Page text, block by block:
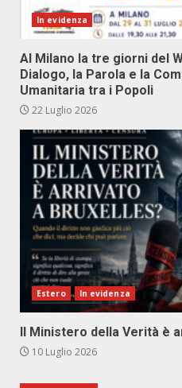
In evidenza
Al Milano la tre giorni del
Dialogo, la Parola e la
Umanitaria tra i Popoli
22 Luglio 2026
Estero In evidenza
Il Ministero della Verità è
10 Luglio 2026